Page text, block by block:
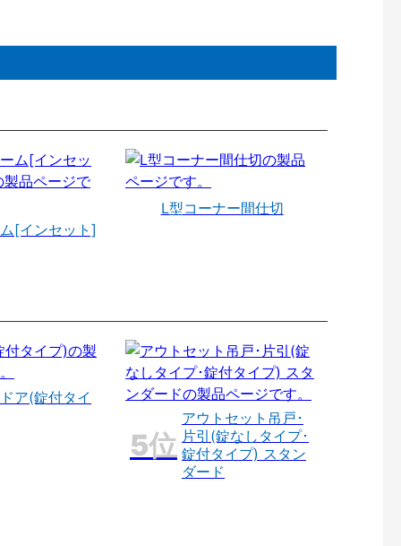
[インセット]
L型コーナー間仕切
ア(錠付タイ
アウトセット吊戸･
片引(錠なしタイプ･
錠付タイプ) スタン
ダード